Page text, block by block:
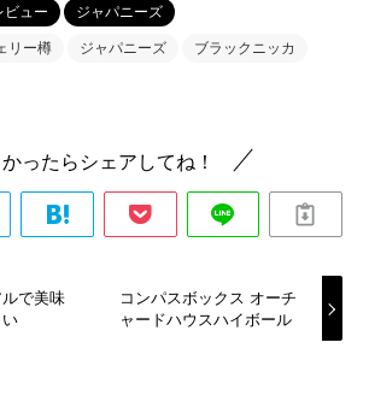
ビュー ジャパニーズ
リー樽 ジャパニーズ ブラックニッカ
かったらシェアしてね！
で美味
コンパスボックス オーチ
ャードハウスハイボール